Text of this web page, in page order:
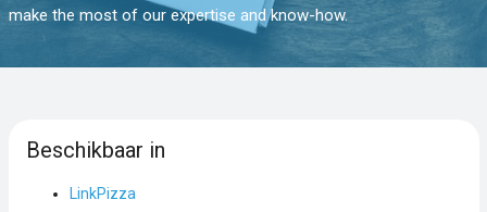
make the most of our expertise and know-how.
Beschikbaar in
LinkPizza